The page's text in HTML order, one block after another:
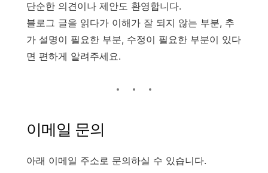
단순한 의견이나 제안도 환영합니다.
블로그 글을 읽다가 이해가 잘 되지 않는 부분, 추
가 설명이 필요한 부분, 수정이 필요한 부분이 있다
면 편하게 알려주세요.
이메일 문의
아래 이메일 주소로 문의하실 수 있습니다.